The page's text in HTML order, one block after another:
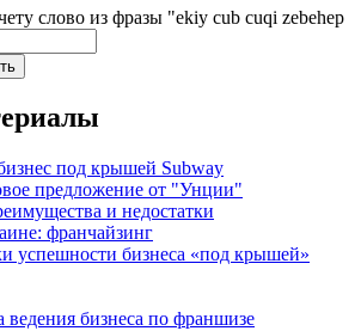
слово из фразы "ekiy cub cuqi zebehep
под крышей Subway
предложение от "Унции"
и недостатки
франчайзинг
успешности бизнеса «под крышей»
бизнеса по франшизе